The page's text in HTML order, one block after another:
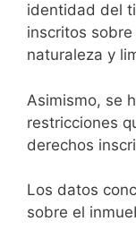
identidad del
inscritos
naturaleza y
Asimismo, se
restricciones
derechos
Los datos
sobre el